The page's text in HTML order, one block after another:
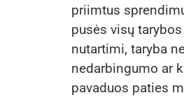
priimtus
pusės visų
nutartimi, taryba
nedarbingumo ar
pavaduos paties